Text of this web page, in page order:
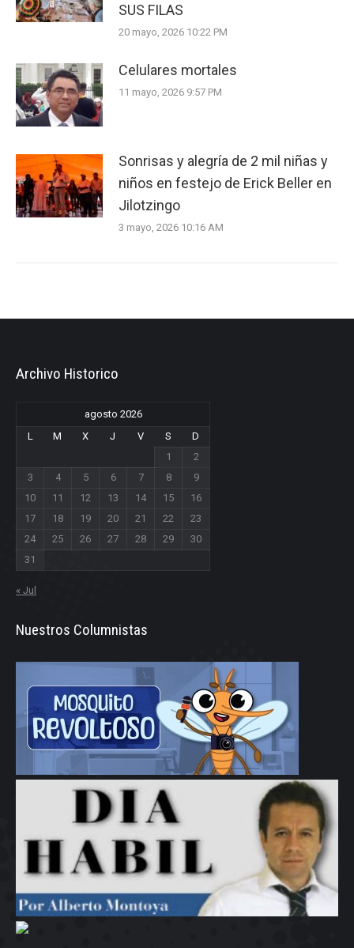
SUS FILAS
20 mayo, 2026 10:22 PM
Celulares mortales
11 mayo, 2026 9:57 PM
Sonrisas y alegría de 2 mil niñas y
niños en festejo de Erick Beller en
Jilotzingo
3 mayo, 2026 10:16 AM
Archivo Historico
agosto 2026
L
M X J V S
D
1
2
3
4 5 6 7 8
9
10
11 12 13 14 15
16
17
18 19 20 21 22
23
24
25 26 27 28 29
30
31
« Jul
Nuestros Columnistas